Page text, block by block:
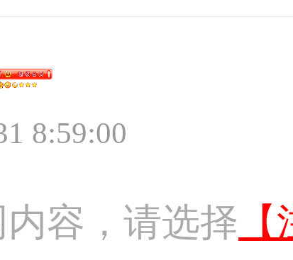
8:59:00
容，请选择